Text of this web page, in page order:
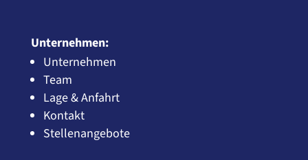
Unternehmen:
Unternehmen
Team
Lage & Anfahrt
Kontakt
Stellenangebote